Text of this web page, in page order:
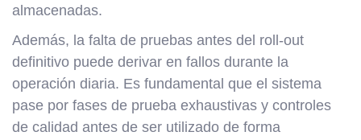
almacenadas.
Además, la falta de pruebas antes del roll-out
definitivo puede derivar en fallos durante la
operación diaria. Es fundamental que el sistema
pase por fases de prueba exhaustivas y controles
de calidad antes de ser utilizado de forma